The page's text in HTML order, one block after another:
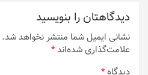
دیدگاهتان را بنویسید
نشانی ایمیل شما منتشر نخواهد شد.
علامت‌گذاری شده‌اند*